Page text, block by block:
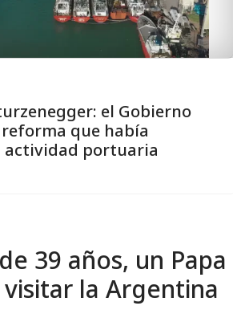
el Gobierno
que había
actividad portuaria
39 años, un Papa
la Argentina